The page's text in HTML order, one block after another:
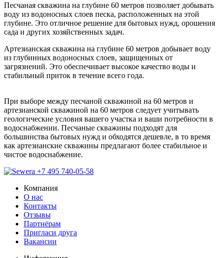
Песчаная скважина на глубине 60 метров позволяет добывать
воду из водоносных слоев песка, расположенных на этой
глубине. Это отличное решение для бытовых нужд, орошения
сада и других хозяйственных задач.
Артезианская скважина на глубине 60 метров добывает воду
из глубинных водоносных слоев, защищенных от
загрязнений. Это обеспечивает высокое качество воды и
стабильный приток в течение всего года.
При выборе между песчаной скважиной на 60 метров и
артезианской скважиной на 60 метров следует учитывать
геологические условия вашего участка и ваши потребности в
водоснабжении. Песчаные скважины подходят для
большинства бытовых нужд и обходятся дешевле, в то время
как артезианские скважины предлагают более стабильное и
чистое водоснабжение.
+7 495 740-05-58
Компания
О нас
Контакты
Отзывы
Партнёрам
Пригласи друга
Вакансии